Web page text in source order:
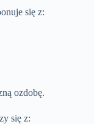
się z:
ozdobę.
się z: